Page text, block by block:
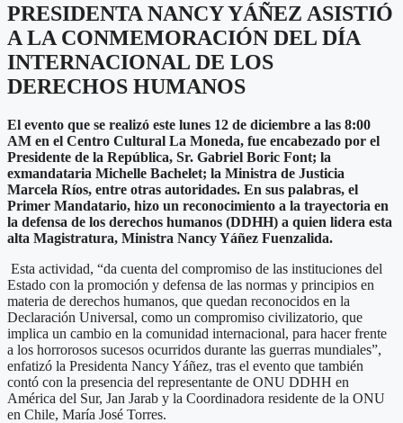
PRESIDENTA NANCY YÁÑEZ ASISTIÓ
A LA CONMEMORACIÓN DEL DÍA
INTERNACIONAL DE LOS
DERECHOS HUMANOS
El evento que se realizó este lunes 12 de diciembre a las 8:00
AM en el Centro Cultural La Moneda, fue encabezado por el
Presidente de la República, Sr. Gabriel Boric Font; la
exmandataria Michelle Bachelet; la Ministra de Justicia
Marcela Ríos, entre otras autoridades. En sus palabras, el
Primer Mandatario, hizo un reconocimiento a la trayectoria en
la defensa de los derechos humanos (DDHH) a quien lidera esta
alta Magistratura, Ministra Nancy Yáñez Fuenzalida.
Esta actividad, “da cuenta del compromiso de las instituciones del
Estado con la promoción y defensa de las normas y principios en
materia de derechos humanos, que quedan reconocidos en la
Declaración Universal, como un compromiso civilizatorio, que
implica un cambio en la comunidad internacional, para hacer frente
a los horrorosos sucesos ocurridos durante las guerras mundiales”,
enfatizó la Presidenta Nancy Yáñez, tras el evento que también
contó con la presencia del representante de ONU DDHH en
América del Sur, Jan Jarab y la Coordinadora residente de la ONU
en Chile, María José Torres.